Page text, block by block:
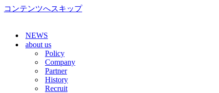
コンテンツへスキップ
NEWS
about us
Policy
Company
Partner
History
Recruit